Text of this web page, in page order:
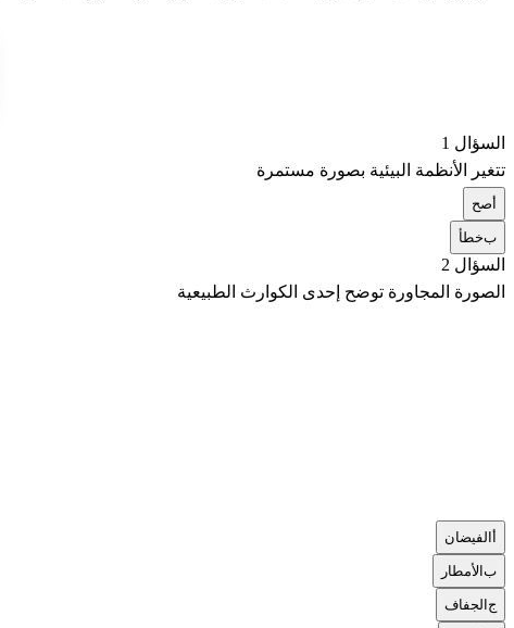
السؤال 1
تتغير الأنظمة البيئية بصورة مستمرة
أصح
بخطأ
السؤال 2
الصورة المجاورة توضح إحدى الكوارث الطبيعية
أ الفيضان
ب الأمطار
ج الجفاف